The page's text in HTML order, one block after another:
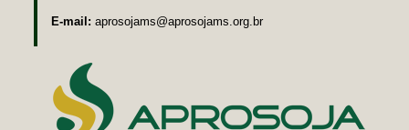
E-mail: aprosojams@aprosojams.org.br